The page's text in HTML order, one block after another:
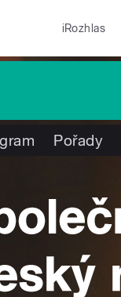
iRozhlas
Pořady